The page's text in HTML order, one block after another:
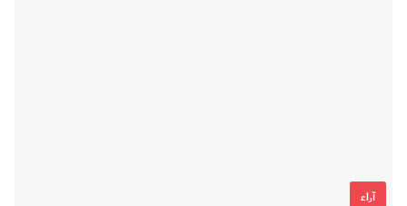
آراء